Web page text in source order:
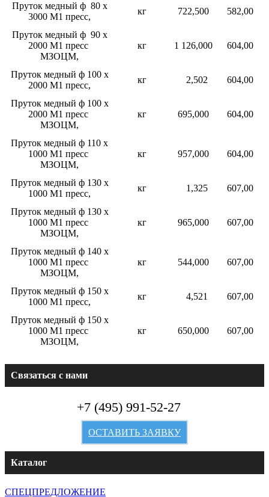
Пруток медный ф 80 х
3000 М1 пресс,
кг 722,500 582,00
Пруток медный ф 90 х
2000 М1 пресс
МЗОЦМ,
кг 1 126,000 604,00
Пруток медный ф 100 х
2000 М1 пресс,
кг 2,502 604,00
Пруток медный ф 100 х
2000 М1 пресс
МЗОЦМ,
кг 695,000 604,00
Пруток медный ф 110 х
1000 М1 пресс
МЗОЦМ,
кг 957,000 604,00
Пруток медный ф 130 х
1000 М1 пресс,
кг 1,325 607,00
Пруток медный ф 130 х
1000 М1 пресс
МЗОЦМ,
кг 965,000 607,00
Пруток медный ф 140 х
1000 М1 пресс
МЗОЦМ,
кг 544,000 607,00
Пруток медный ф 150 х
1000 М1 пресс,
кг 4,521 607,00
Пруток медный ф 150 х
1000 М1 пресс
МЗОЦМ,
кг 650,000 607,00
Связаться с нами
+7 (495) 991-52-27
ОСТАВИТЬ ЗАЯВКУ
Каталог
СПЕЦПРЕДЛОЖЕНИЕ